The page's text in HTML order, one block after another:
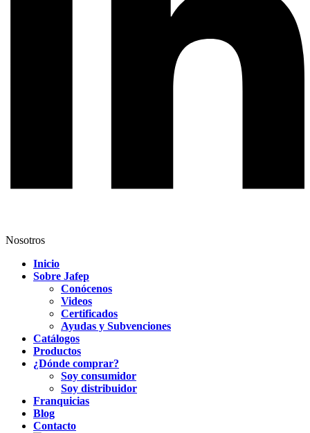
Nosotros
Inicio
Sobre Jafep
Conócenos
Videos
Certificados
Ayudas y Subvenciones
Catálogos
Productos
¿Dónde comprar?
Soy consumidor
Soy distribuidor
Franquicias
Blog
Contacto